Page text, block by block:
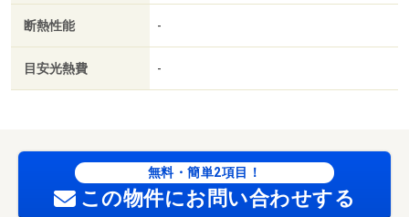
断熱性能 -
目安光熱費 -
無料・簡単2項目！
この物件にお問い合わせする